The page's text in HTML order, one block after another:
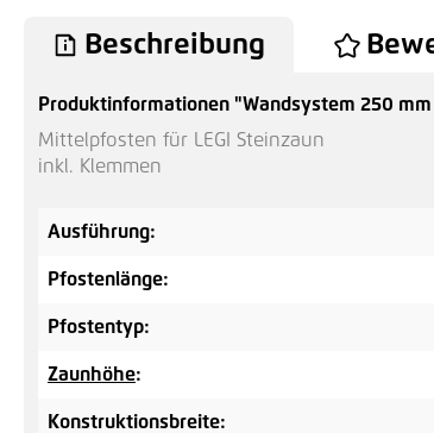
Beschreibung
Produktinformationen "Wandsystem 250
Mittelpfosten für LEGI Steinzaun
inkl. Klemmen
Ausführung:
Pfostenlänge:
Pfostentyp:
Zaunhöhe:
Konstruktionsbreite: